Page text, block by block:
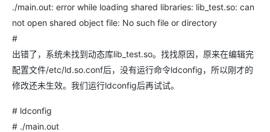
./main.out: error while loading shared libraries: lib_test.so: can
not open shared object file: No such file or directory
#
出错了，系统未找到动态库lib_test.so。找找原因，原来在编辑完
配置文件/etc/ld.so.conf后，没有运行命令ldconfig，所以刚才的
修改还未生效。我们运行ldconfig后再试试。
# ldconfig
# ./main.out